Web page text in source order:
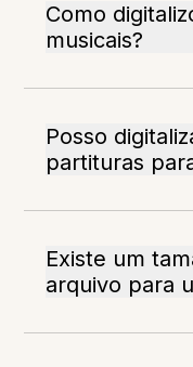
Como
musicais?
Posso
partituras
Existe um
arquivo para